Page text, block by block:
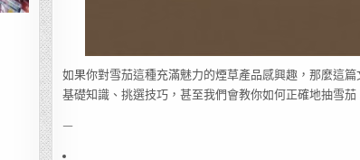
如果你對雪茄這種充滿魅力的煙草產品感興趣，那麼這
基礎知識、挑選技巧，甚至我們會教你如何正確地抽雪
—